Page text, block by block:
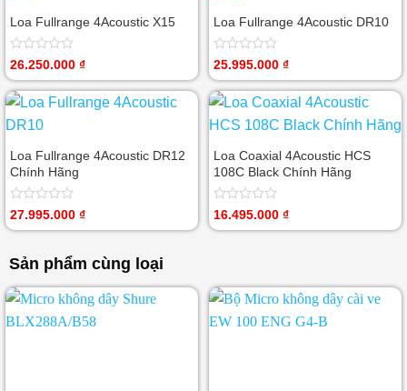
Loa Fullrange 4Acoustic X15
Được
hạng
0
sao
26.250.000 ₫
Loa Fullrange 4Acoustic DR10
Được
hạng
0
sao
25.995.000 ₫
Loa Fullrange 4Acoustic DR12
Chính Hãng
Được
5
27.995.000 ₫
Loa Coaxial 4Acoustic HCS
108C Black Chính Hãng
Được
16.495.000 ₫
Sản phẩm cùng loại